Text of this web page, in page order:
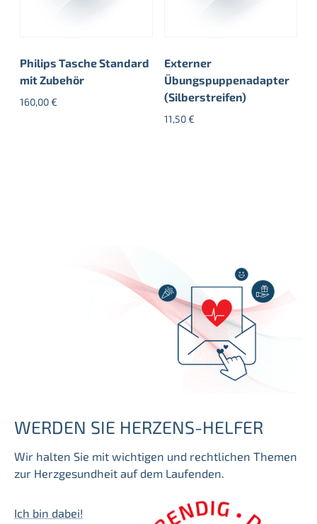
Philips Tasche Standard
mit Zubehör
160,00€
Externer
Übungspuppenadapter
(Silberstreifen)
11,50€
WERDEN SIE HERZENS-HELFER
Wir halten Sie mit wichtigen und rechtlichen Themen
zur Herzgesundheit auf dem Laufenden.
Ich bin dabei!